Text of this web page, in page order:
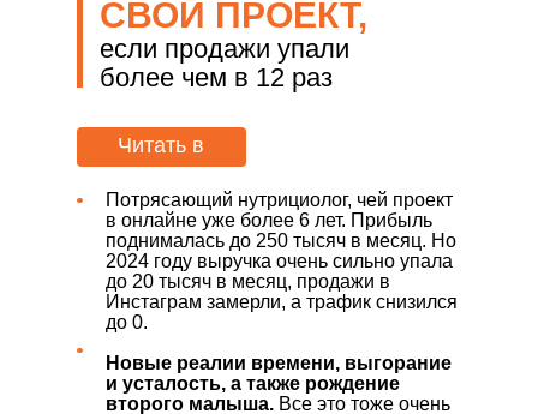
если продажи упали
более чем в 12 раз
СВОЙ ПРОЕКТ,
Читать в
Потрясающий нутрициолог, чей проект
в онлайне уже более 6 лет. Прибыль
поднималась до 250 тысяч в месяц. Но
2024 году выручка очень сильно упала
до 20 тысяч в месяц, продажи в
Инстаграм замерли, а трафик снизился
до 0.
Новые реалии времени, выгорание
и усталость, а также рождение
второго малыша. Все это тоже очень